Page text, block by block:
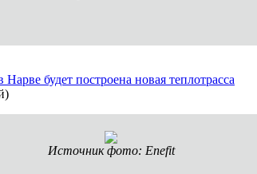
будет построена новая теплотрасса
)
Источник фото: Enefit